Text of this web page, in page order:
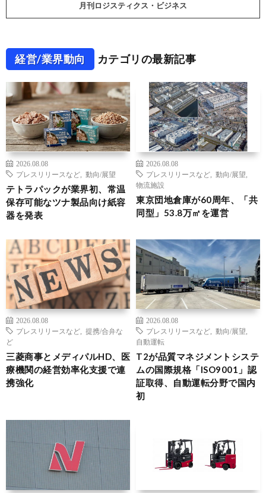
月刊ロジスティクス・ビジネス
経営/業界動向 カテゴリの最新記事
2026.08.08
プレスリリースなど
動向/展望
テトラパックが業界初、常温
保存可能なツナ製品向け紙容
器を発表
2026.08.08
プレスリリースなど
動向/展望
物流施設
東京団地倉庫が60周年、「共
同型」53.8万㎡を運営
2026.08.08
プレスリリースなど
提携/合弁な
ど
三菱商事とメディパルHD、医
療機関の経営効率化支援で連
携強化
2026.08.08
プレスリリースなど
動向/展望
自動運転
T2が品質マネジメントシステ
ムの国際規格「ISO9001」認
証取得、自動運転分野で国内
初